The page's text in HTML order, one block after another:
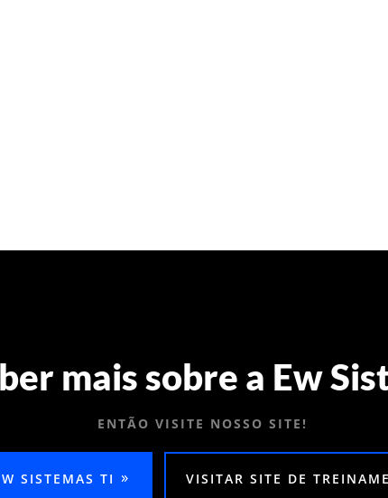
mais sobre a Ew
ENTÃO VISITE NOSSO SITE!
SISTEMAS TI VISITAR SITE DE